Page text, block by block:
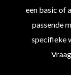
een basic of
passende
specifieke